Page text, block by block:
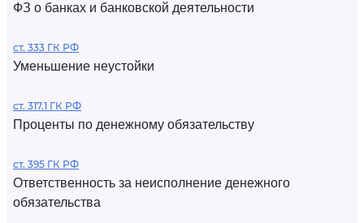
ФЗ о банках и банковской деятельности
ст. 333 ГК РФ
Уменьшение неустойки
ст. 317.1 ГК РФ
Проценты по денежному обязательству
ст. 395 ГК РФ
Ответственность за неисполнение денежного
обязательства